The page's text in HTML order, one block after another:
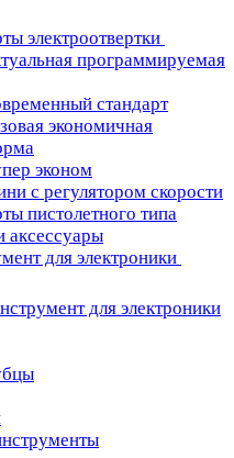
электроотвертки
программируемая
стандарт
экономичная
эконом
с регулятором скорости
пистолетного типа
для электроники
для электроники